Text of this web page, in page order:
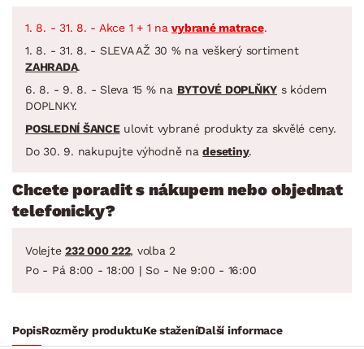
1. 8. - 31. 8. - Akce 1 + 1 navybrané matrace.
1. 8. - 31. 8. - SLEVA AŽ 30 % na veškerý sortiment
ZAHRADA.
6. 8. - 9. 8. - Sleva 15 % na BYTOVÉ DOPLŇKY s kódem
DOPLNKY.
POSLEDNÍ ŠANCEulovit vybrané produkty za skvělé ceny.
Do 30. 9. nakupujte výhodně nadesetiny.
Chcete poradit s nákupem nebo objednat
telefonicky?
Volejte 232 000 222, volba 2
Po - Pá 8:00 - 18:00 | So - Ne 9:00 - 16:00
PopisRozměry produktuKe staženíDalší informace